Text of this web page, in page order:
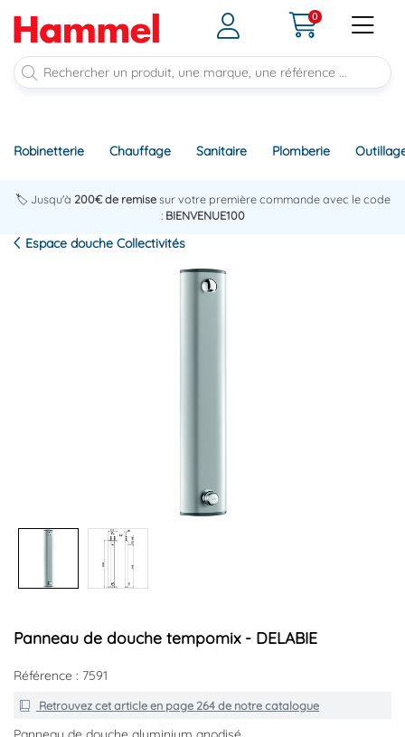
0
Robinetterie Chauffage Sanitaire Plomberie
🏷️ Jusqu'à 200€ de remisesur votre première commande avec le code
: BIENVENUE100
Espace douche Collectivités
Panneau de douche tempomix - DELABIE
Référence : 7591
Retrouvez cet article en page 264de notre catalogue